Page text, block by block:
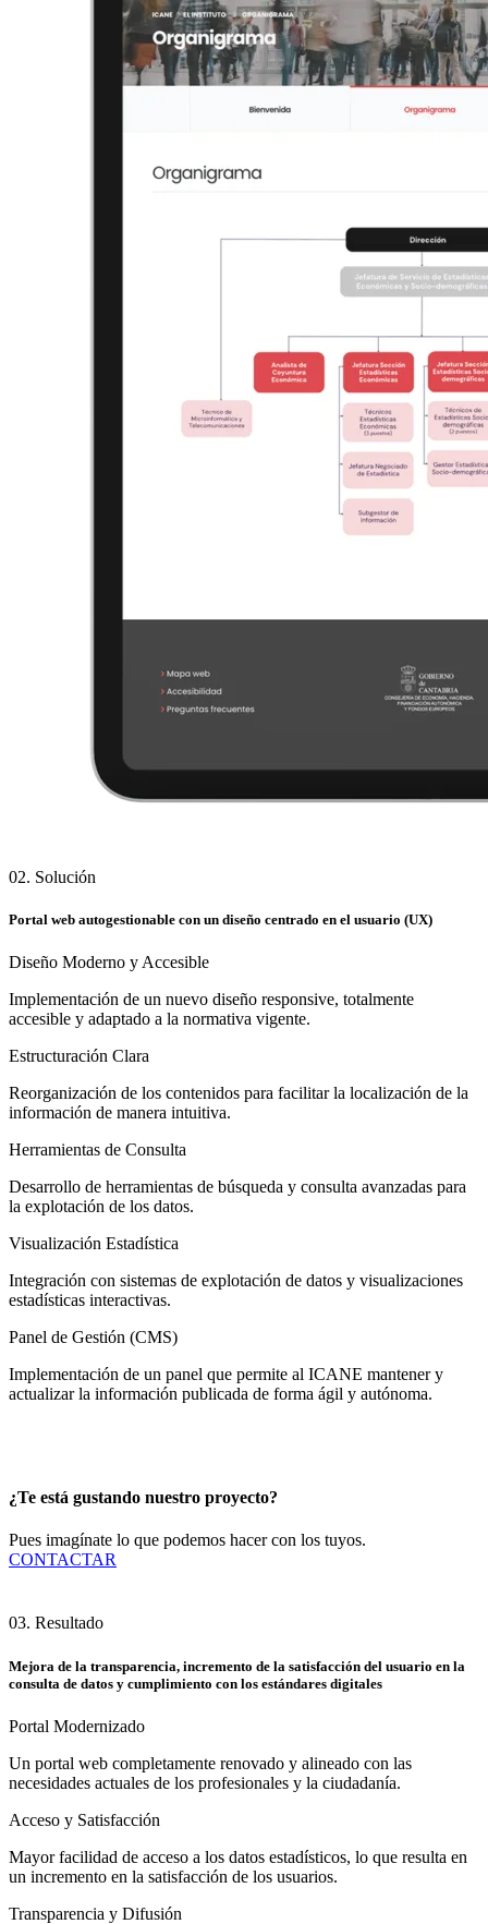
02. Solución
Portal web autogestionable con un diseño centrado en el usuario (UX)
Diseño Moderno y Accesible
Implementación de un nuevo diseño responsive, totalmente
accesible y adaptado a la normativa vigente.
Estructuración Clara
Reorganización de los contenidos para facilitar la localización de la
información de manera intuitiva.
Herramientas de Consulta
Desarrollo de herramientas de búsqueda y consulta avanzadas para
la explotación de los datos.
Visualización Estadística
Integración con sistemas de explotación de datos y visualizaciones
estadísticas interactivas.
Panel de Gestión (CMS)
Implementación de un panel que permite al ICANE mantener y
actualizar la información publicada de forma ágil y autónoma.
¿Te está gustando nuestro proyecto?
Pues imagínate lo que podemos hacer con los tuyos.
CONTACTAR
03. Resultado
Mejora de la transparencia, incremento de la satisfacción del usuario en la
consulta de datos y cumplimiento con los estándares digitales
Portal Modernizado
Un portal web completamente renovado y alineado con las
necesidades actuales de los profesionales y la ciudadanía.
Acceso y Satisfacción
Mayor facilidad de acceso a los datos estadísticos, lo que resulta en
un incremento en la satisfacción de los usuarios.
Transparencia y Difusión